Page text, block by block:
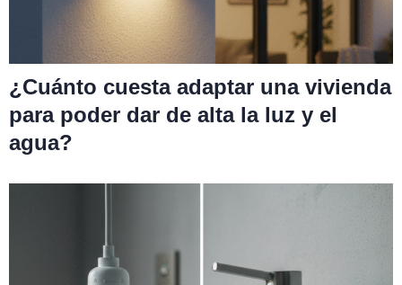
¿Cuánto cuesta adaptar una vivienda
para poder dar de alta la luz y el
agua?